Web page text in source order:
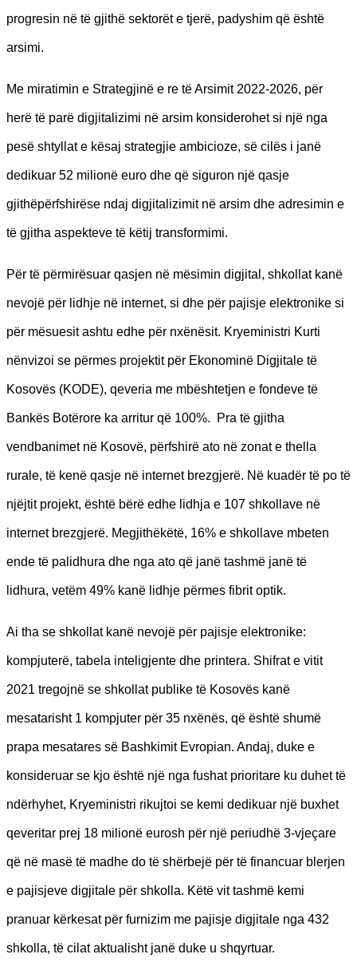
progresin në të gjithë sektorët e tjerë, padyshim që është
arsimi.
Me miratimin e Strategjinë e re të Arsimit 2022-2026, për
herë të parë digjitalizimi në arsim konsiderohet si një nga
pesë shtyllat e kësaj strategjie ambicioze, së cilës i janë
dedikuar 52 milionë euro dhe që siguron një qasje
gjithëpërfshirëse ndaj digjitalizimit në arsim dhe adresimin e
të gjitha aspekteve të këtij transformimi.
Për të përmirësuar qasjen në mësimin digjital, shkollat kanë
nevojë për lidhje në internet, si dhe për pajisje elektronike si
për mësuesit ashtu edhe për nxënësit. Kryeministri Kurti
nënvizoi se përmes projektit për Ekonominë Digjitale të
Kosovës (KODE), qeveria me mbështetjen e fondeve të
Bankës Botërore ka arritur që 100%. Pra të gjitha
vendbanimet në Kosovë, përfshirë ato në zonat e thella
rurale, të kenë qasje në internet brezgjerë. Në kuadër të po të
njëjtit projekt, është bërë edhe lidhja e 107 shkollave në
internet brezgjerë. Megjithëkëtë, 16% e shkollave mbeten
ende të palidhura dhe nga ato që janë tashmë janë të
lidhura, vetëm 49% kanë lidhje përmes fibrit optik.
Ai tha se shkollat kanë nevojë për pajisje elektronike:
kompjuterë, tabela inteligjente dhe printera. Shifrat e vitit
2021 tregojnë se shkollat publike të Kosovës kanë
mesatarisht 1 kompjuter për 35 nxënës, që është shumë
prapa mesatares së Bashkimit Evropian. Andaj, duke e
konsideruar se kjo është një nga fushat prioritare ku duhet të
ndërhyhet, Kryeministri rikujtoi se kemi dedikuar një buxhet
qeveritar prej 18 milionë eurosh për një periudhë 3-vjeçare
që në masë të madhe do të shërbejë për të financuar blerjen
e pajisjeve digjitale për shkolla. Këtë vit tashmë kemi
pranuar kërkesat për furnizim me pajisje digjitale nga 432
shkolla, të cilat aktualisht janë duke u shqyrtuar.